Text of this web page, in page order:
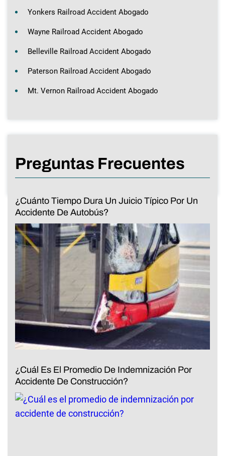
Yonkers Railroad Accident Abogado
Wayne Railroad Accident Abogado
Belleville Railroad Accident Abogado
Paterson Railroad Accident Abogado
Mt. Vernon Railroad Accident Abogado
Preguntas Frecuentes
¿Cuánto Tiempo Dura Un Juicio Típico Por Un
Accidente De Autobús?
¿Cuál Es El Promedio De Indemnización Por
Accidente De Construcción?